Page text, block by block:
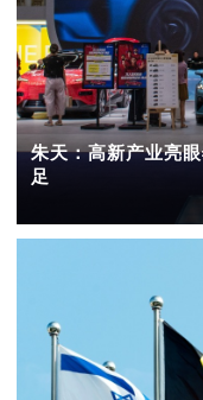
朱天：高新产业亮
足